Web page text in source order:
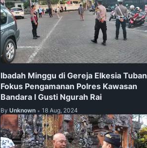
Ibadah Minggu di Gereja Elkesia Tuban
Fokus Pengamanan Polres Kawasan
Bandara I Gusti Ngurah Rai
By Unknown • 18 Aug, 2024